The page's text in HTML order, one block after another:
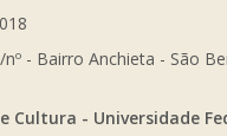
- Bairro Anchieta - São
Cultura - Universidade